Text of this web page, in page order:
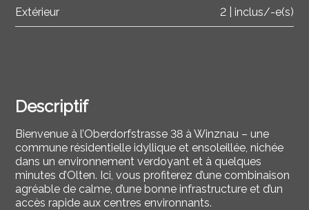
Descriptif
Bienvenue à l’Oberdorfstrasse 38 àWinznau – une
commune résidentielle idyllique et ensoleillée, nichée
dans un environnement verdoyant et à quelques
minutes d’Olten. Ici, vous profiterez d’une combinaison
agréable de calme, d’une bonne infrastructure et d’un
accès rapide aux centres environnants.
Extérieur 2 | inclus/-e(s)